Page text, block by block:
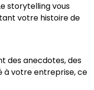
storytelling vous
votre histoire de
des anecdotes, des
à votre entreprise, ce